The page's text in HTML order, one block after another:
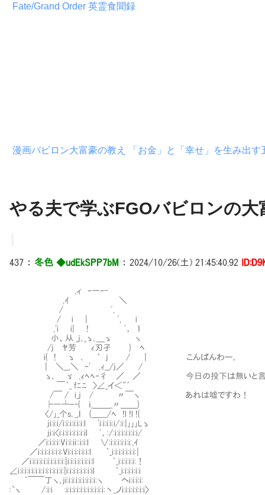
Fate/Grand Order 英霊食聞録
漫画バビロン大富豪の教え 「お金」と「幸せ」を生み出す
やる夫で学ぶFGOバビロンの大
437 ： 冬色 ◆udEkSPP7bM ： 2024/10/26(土) 21:45:40.92
,ィ ‐―‐-
,ｲ ＼
/ ﾞ,
/ i | ﾞ, i
,'i i| ! '， ｌ
小、从 _j､_ゝ､＿ゝ ヽ
/j ﾔ芳 ｨ刃孑 } ﾍ
i{ ! ゝ ､ ‘ j / | こんぱんわー。
| ＼__,＼ ｰ' ,ｨ__/j／ /
ゝ､ ゞ ,ｨﾍﾍ‐彳 ／ ／ 今日の投下は無いと言い
￣｀_ fﾆﾆ 〉∠_イ＜"´
/￣ / i_j / 〃￣ヽ あれは嘘ですわ！
├―┴‐-{ ｉ_＿＿_〃＿＿}
〈/｣_个s｡_,Ｉ {＿___/ﾍ !l !l !{
ji:i:i/i:i:i:i:i:i:l 'i:i:i:i:i/:i:|｣｣｣Lゝ
ji:i〈i:i:i:i:i:i:i:il '，:/:i:i:i:i:i:i:i/
／i:i:i:i:Vi:i:ii::i:i:l ∨:i:i:i:i:i:i:,ｲ
／i:i:i:i:i:i:i:Vi:i:i:i:i:i:l ｀_i:i:i:i:i:i:i:|
／i:i:i:i:i:i:i:i:i:i:|i:i:i:i:i:i:i:l ｀_i:i:i:i:i:！
∠i:i:i:i:i:i:i:i:i:i:i:i:i:|i:i:i:i:i:i:i:il ｀_i:i:i:i:i:i
｀￣￣丁ヽ､ji:i:i:i:i:i:i:i:i:ヽ ヘi:i:i:i:
:`ヽ /:i:i :i:i:i:i:i:i:i:i:i:i:i:丶_ノi:i:i:i:i:i:i〉